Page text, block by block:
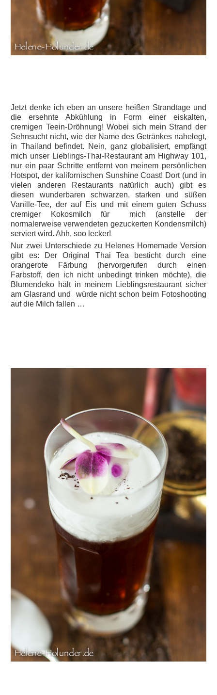
Jetzt denke ich eben an unsere heißen Strandtage und
die ersehnte Abkühlung in Form einer eiskalten,
cremigen Teein-Dröhnung! Wobei sich mein Strand der
Sehnsucht nicht, wie der Name des Getränkes nahelegt,
in Thailand befindet. Nein, ganz globalisiert, empfängt
mich unser Lieblings-Thai-Restaurant am Highway 101,
nur ein paar Schritte entfernt von meinem persönlichen
Hotspot, der kalifornischen Sunshine Coast! Dort (und in
vielen anderen Restaurants natürlich auch) gibt es
diesen wunderbaren schwarzen, starken und süßen
Vanille-Tee, der auf Eis und mit einem guten Schuss
cremiger Kokosmilch für mich (anstelle der
normalerweise verwendeten gezuckerten Kondensmilch)
serviert wird. Ahh, soo lecker!
Nur zwei Unterschiede zu Helenes Homemade Version
gibt es: Der Original Thai Tea besticht durch eine
orangerote Färbung (hervorgerufen durch einen
Farbstoff, den ich nicht unbedingt trinken möchte), die
Blumendeko hält in meinem Lieblingsrestaurant sicher
am Glasrand und würde nicht schon beim Fotoshooting
auf die Milch fallen …